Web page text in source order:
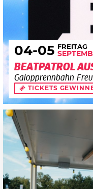
04-05 FREITAG
BEATPATROL
Galopprennbahn
TICKETS